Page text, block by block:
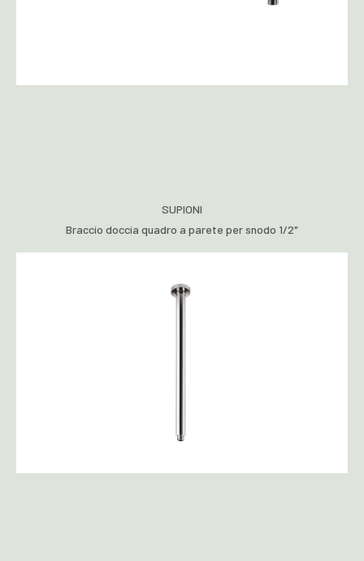
SUPIONI
Braccio doccia quadro a parete per snodo 1/2"